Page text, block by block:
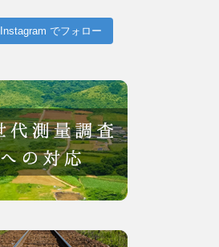
Instagram でフォロー